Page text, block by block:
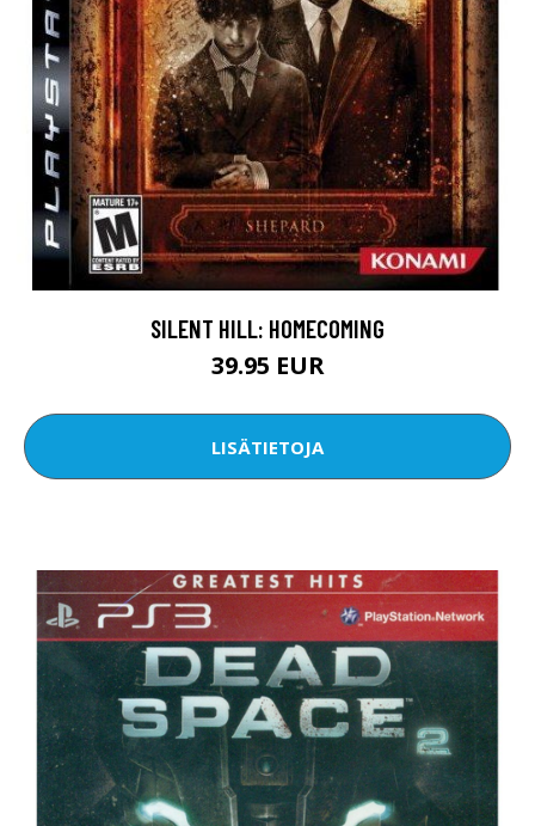
SILENT HILL: HOMECOMING
39.95 EUR
LISÄTIETOJA